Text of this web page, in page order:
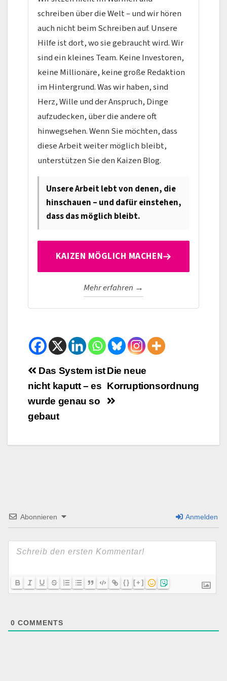
schreiben über die Welt – und wir hören
auch nicht beim Schreiben auf. Unsere
Hilfe ist dort, wo sie gebraucht wird. Wir
sind ein kleines Team. Keine Investoren,
keine Millionäre, keine große Redaktion
im Hintergrund. Was wir haben, sind
Herz, Wille und der Anspruch, Dinge
aufzudecken, über die andere oft
hinwegsehen. Wenn Sie möchten, dass
diese Arbeit weiter möglich bleibt,
unterstützen Sie den Kaizen Blog.
Unsere Arbeit lebt von denen, die
hinschauen – und dafür einstehen,
dass das möglich bleibt.
KAIZEN MÖGLICH MACHEN
Mehr erfahren →
Beitrags-
Navigation
Die neue
Korruptionsordnung
Das System ist
nicht kaputt – es
wurde genau so
gebaut
Abonnieren Anmelden
{} [+]
0 COMMENTS